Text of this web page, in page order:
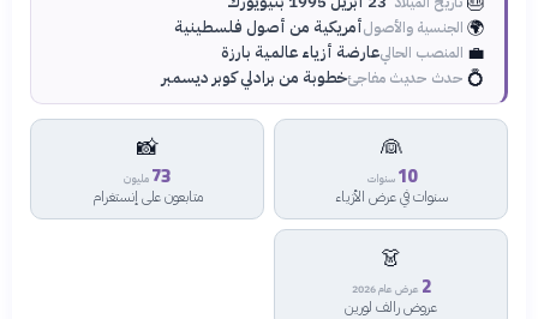
🌍 الجنسية والأصولأمريكية من أصول فلسطينية
💼 المنصب الحاليعارضة أزياء عالمية بارزة
💍 حدث حديث مفاجئخطوبة من برادلي كوبر ديسمبر
👰
10 سنوات
سنوات في عرض الأزياء
📸
73 مليون
متابعون على إنستغرام
👗
2 عرض عام 2026
عروض رالف لورين